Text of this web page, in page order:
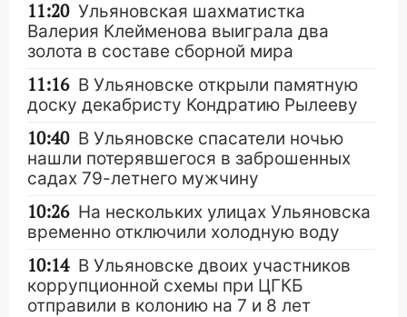
11:20 Ульяновская шахматистка
Валерия Клейменова выиграла два
золота в составе сборной мира
11:16 В Ульяновске открыли памятную
доску декабристу Кондратию Рылееву
10:40 В Ульяновске спасатели ночью
нашли потерявшегося в заброшенных
садах 79-летнего мужчину
10:26 На нескольких улицах Ульяновска
временно отключили холодную воду
10:14 В Ульяновске двоих участников
коррупционной схемы при ЦГКБ
отправили в колонию на 7 и 8 лет